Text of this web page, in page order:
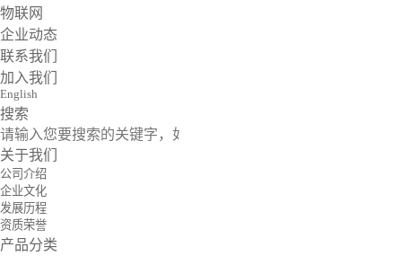
物联网
企业动态
联系我们
加入我们
English
搜索
关于我们
公司介绍
企业文化
发展历程
资质荣誉
产品分类